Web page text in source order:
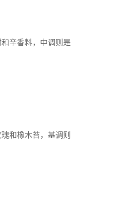
辛香料，中调则是
和橡木苔，基调则